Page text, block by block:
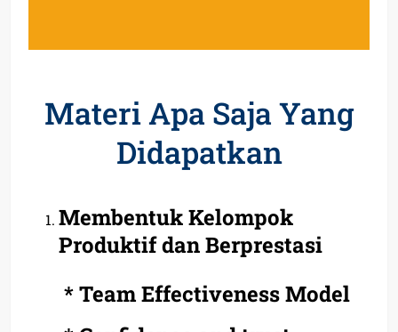
Materi Apa Saja Yang
Didapatkan
Membentuk Kelompok
Produktif dan Berprestasi
* Team Effectiveness Model